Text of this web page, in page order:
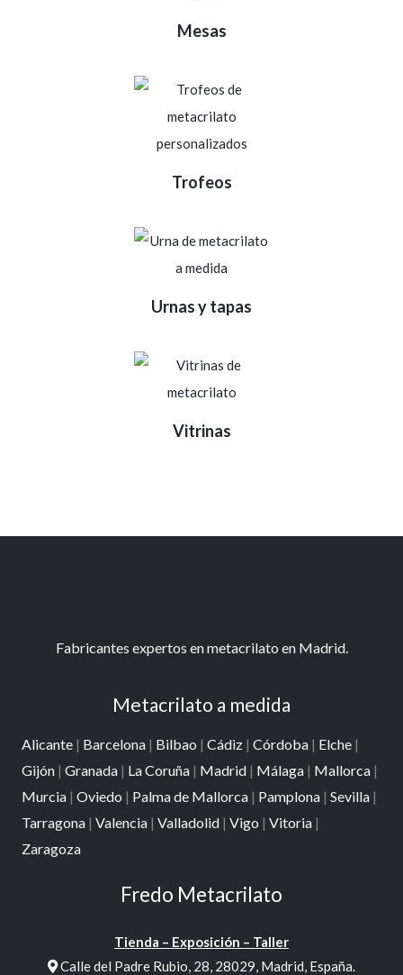
Mesas
Trofeos
Urnas y tapas
Vitrinas
Fabricantes expertos en metacrilato en Madrid.
Metacrilato a medida
Alicante | Barcelona | Bilbao | Cádiz | Córdoba | Elche |
Gijón | Granada | La Coruña | Madrid | Málaga | Mallorca |
Murcia | Oviedo | Palma de Mallorca | Pamplona | Sevilla |
Tarragona | Valencia | Valladolid | Vigo | Vitoria |
Zaragoza
Fredo Metacrilato
Tienda – Exposición – Taller
Calle del Padre Rubio, 28, 28029, Madrid, España.